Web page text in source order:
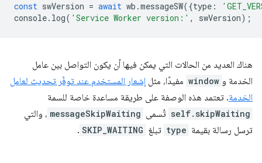
const swVersion = await wb .messageSW({type :
console. log( 'Service Worker version:' , swVersion);
هناك العديد من الحالات التي يمكن فيها أن يكون التواصل بين عامل
الخدمة و window مفيدًا، مثل إشعار المستخدم عند توفّر تحديث لعامل
الخدمة. تعتمد هذه الوصفة على طريقة مساعدة خاصة للسمة
self.skipWaiting تُسمى messageSkipWaiting ، والتي
ترسل رسالة بقيمة type تبلغ SKIP_WAITING
.